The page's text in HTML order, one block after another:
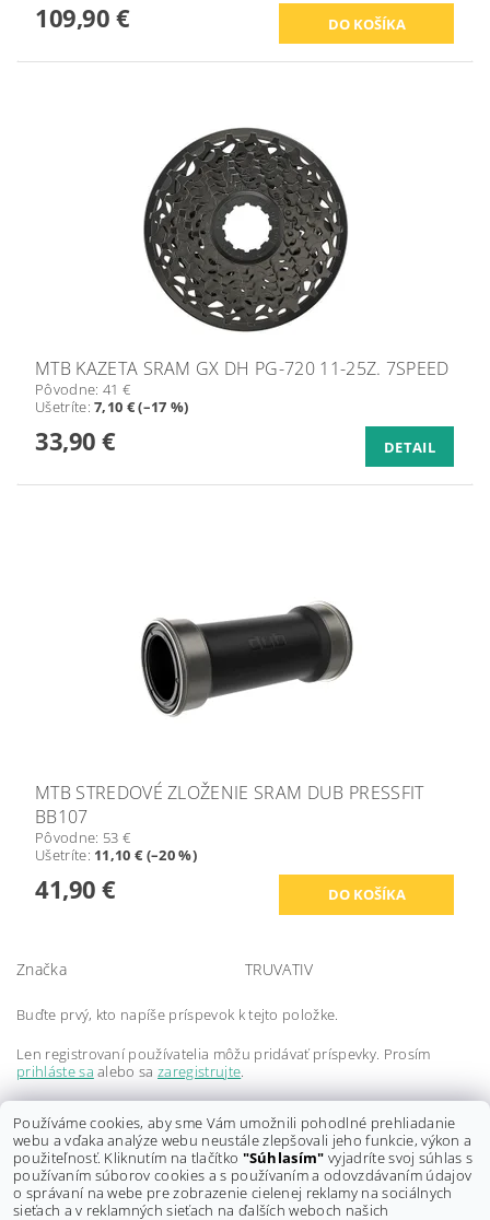
109,90 €
MTB KAZETA SRAM GX DH PG-720 11-25Z. 7SPEED
Pôvodne: 41 €
Ušetríte:7,10 € (–17 %)
33,90 € DETAIL
MTB STREDOVÉ ZLOŽENIE SRAM DUB PRESSFIT
BB107
Pôvodne: 53 €
Ušetríte: 11,10 € (–20 %)
41,90 €
Značka TRUVATIV
Buďte prvý, kto napíše príspevok k tejto položke.
Len registrovaní používatelia môžu pridávať príspevky. Prosím
prihláste sa alebo sazaregistrujte
Len registrovaní používatelia môžu pridávať hodnotenie. Prosím
prihláste saalebo sazaregistrujte
Používáme cookies, aby sme Vám umožnili pohodlné prehliadanie
webu a vďaka analýze webu neustále zlepšovali jeho funkcie, výkon a
použiteľnosť. Kliknutím na tlačítko "Súhlasím" vyjadríte svoj súhlas s
používaním súborov cookies a s používaním a odovzdávaním údajov
o správaní na webe pre zobrazenie cielenej reklamy na sociálnych
sieťach a v reklamných sieťach na ďalších weboch našich